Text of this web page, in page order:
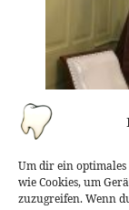
Um dir ein
wie Cookies, um
zuzugreifen. Wenn